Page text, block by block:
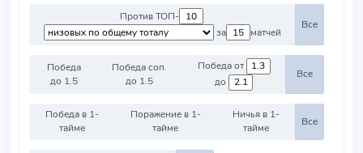
Против ТОП-
за
матчей
Все
Победа
до 1.5
Победа соп.
до 1.5
Победа от
до
Все
Победа в 1-
тайме
Поражение в 1-
тайме
Ничья в 1-
тайме
Все